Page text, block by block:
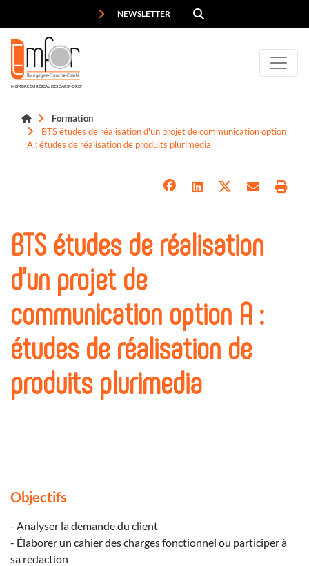
NEWSLETTER
MEMBRE DU RÉSEAU DES CARIF-OREF
Formation
BTS études de réalisation d'un projet de communication option
A : études de réalisation de produits plurimedia
BTS études de réalisation
d'un projet de
communication option A :
études de réalisation de
produits plurimedia
Objectifs
- Analyser la demande du client
- Élaborer un cahier des charges fonctionnel ou participer à
sa rédaction
Panneau de gestion des cookies